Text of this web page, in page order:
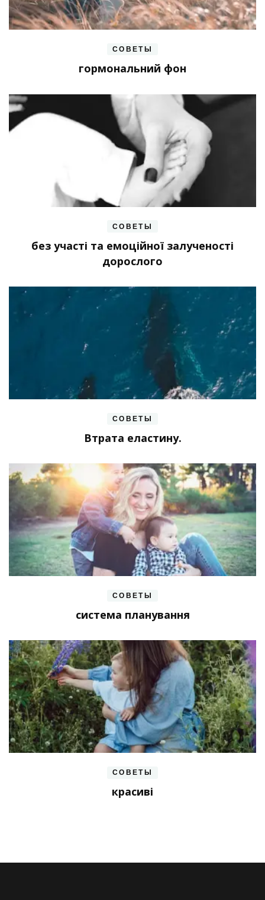
СОВЕТЫ
гормональний фон
СОВЕТЫ
без участі та емоційної залученості
дорослого
СОВЕТЫ
Втрата еластину.
СОВЕТЫ
система планування
СОВЕТЫ
красиві